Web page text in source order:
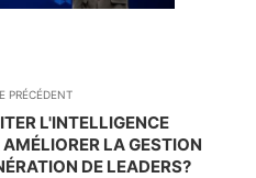
PRÉCÉDENT
L'INTELLIGENCE
LA GESTION
DE LEADERS?